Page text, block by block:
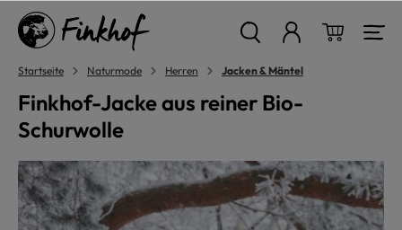
springen
Startseite Naturmode Herren Jacken & Mäntel
Finkhof-Jacke aus reiner Bio-
Schurwolle
Bildergalerie überspringen